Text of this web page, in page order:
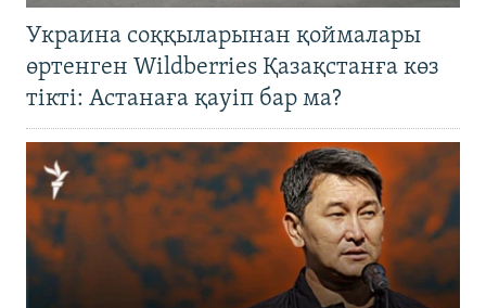
Украина соққыларынан қоймалары
өртенген Wildberries Қазақстанға көз
тікті: Астанаға қауіп бар ма?